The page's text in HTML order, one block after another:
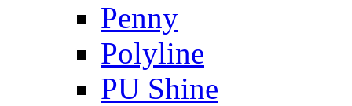
Penny
Polyline
PU Shine